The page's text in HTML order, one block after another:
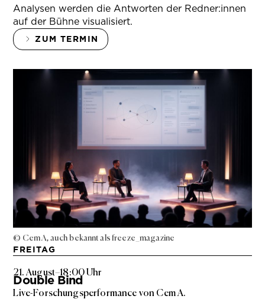
Analysen werden die Antworten der Redner:innen
auf der Bühne visualisiert.
ZUM TERMIN
© Cem A, auch bekannt als freeze_magazine
FREITAG
21. August–18:00 Uhr
Double Bind
Live-Forschungsperformance von Cem A.